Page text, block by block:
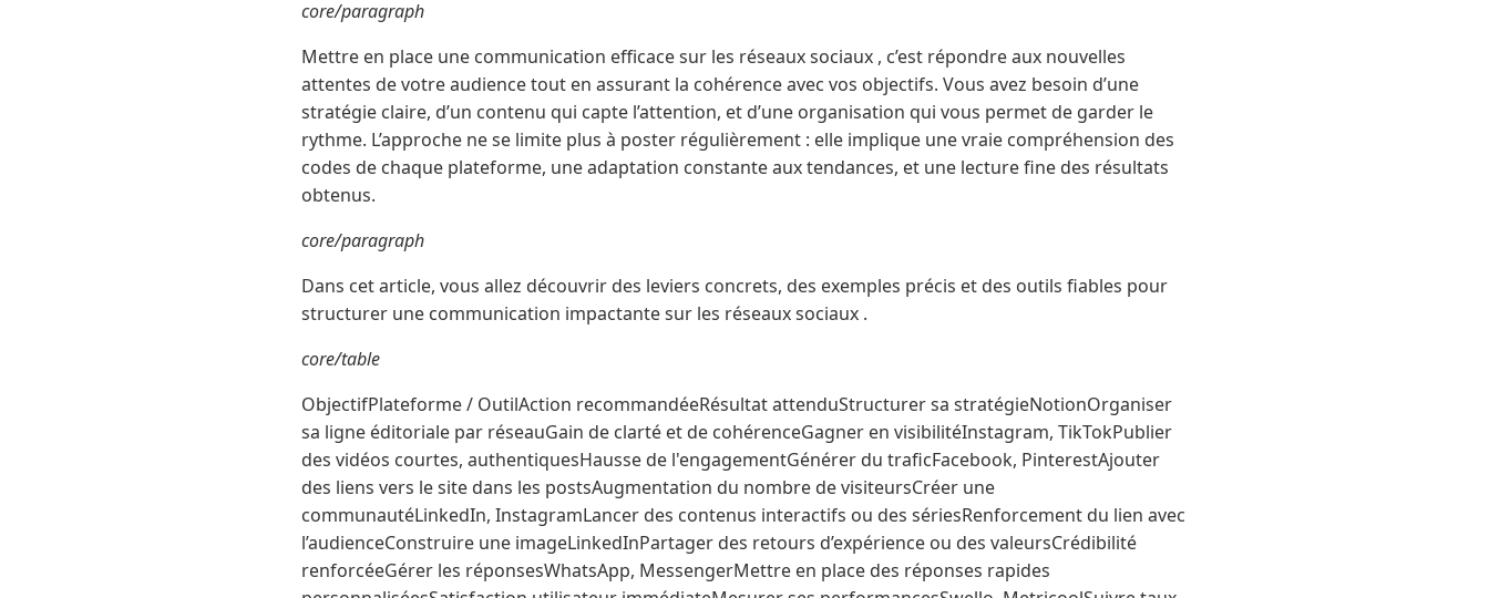
core/paragraph
Mettre en place une communication efficace sur les réseaux sociaux , c’est répondre aux nouvelles
attentes de votre audience tout en assurant la cohérence avec vos objectifs. Vous avez besoin d’une
stratégie claire, d’un contenu qui capte l’attention, et d’une organisation qui vous permet de garder le
rythme. L’approche ne se limite plus à poster régulièrement : elle implique une vraie compréhension des
codes de chaque plateforme, une adaptation constante aux tendances, et une lecture fine des résultats
obtenus.
core/paragraph
Dans cet article, vous allez découvrir des leviers concrets, des exemples précis et des outils fiables pour
structurer une communication impactante sur les réseaux sociaux .
core/table
ObjectifPlateforme / OutilAction recommandéeRésultat attenduStructurer sa stratégieNotionOrganiser
sa ligne éditoriale par réseauGain de clarté et de cohérenceGagner en visibilitéInstagram, TikTokPublier
des vidéos courtes, authentiquesHausse de l'engagementGénérer du traficFacebook, PinterestAjouter
des liens vers le site dans les postsAugmentation du nombre de visiteursCréer une
communautéLinkedIn, InstagramLancer des contenus interactifs ou des sériesRenforcement du lien avec
l’audienceConstruire une imageLinkedInPartager des retours d’expérience ou des valeursCrédibilité
renforcéeGérer les réponsesWhatsApp, MessengerMettre en place des réponses rapides